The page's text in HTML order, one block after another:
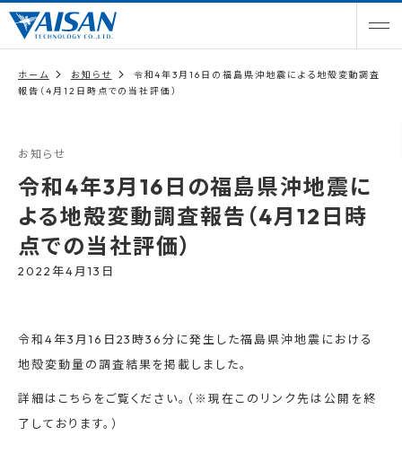
ホーム お知らせ
令和4年3月16日の福島県沖地震による地殻変動調査
報告（4月12日時点での当社評価）
お知らせ
令和4年3月16日の福島県沖地震に
よる地殻変動調査報告（4月12日時
点での当社評価）
2022年4月13日
令和4年3月16日23時36分に発生した福島県沖地震における
地殻変動量の調査結果を掲載しました。
詳細はこちらをご覧ください。（※現在このリンク先は公開を終
了しております。）